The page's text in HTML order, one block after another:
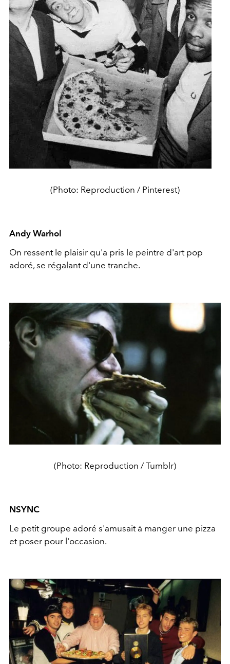
(Photo: Reproduction / Pinterest)
Andy Warhol
On ressent le plaisir qu'a pris le peintre d'art pop
adoré, se régalant d'une tranche.
(Photo: Reproduction / Tumblr)
NSYNC
Le petit groupe adoré s'amusait à manger une pizza
et poser pour l'occasion.